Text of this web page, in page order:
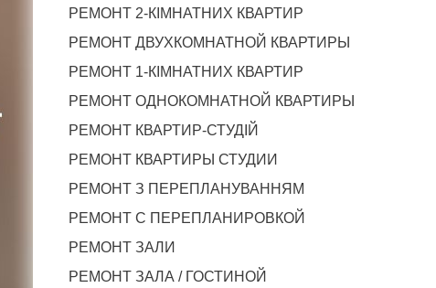
РЕМОНТ 2-КІМНАТНИХ КВАРТИР
РЕМОНТ ДВУХКОМНАТНОЙ КВАРТИРЫ
РЕМОНТ 1-КІМНАТНИХ КВАРТИР
РЕМОНТ ОДНОКОМНАТНОЙ КВАРТИРЫ
РЕМОНТ КВАРТИР-СТУДІЙ
РЕМОНТ КВАРТИРЫ СТУДИИ
РЕМОНТ З ПЕРЕПЛАНУВАННЯМ
РЕМОНТ С ПЕРЕПЛАНИРОВКОЙ
РЕМОНТ ЗАЛИ
РЕМОНТ ЗАЛА / ГОСТИНОЙ